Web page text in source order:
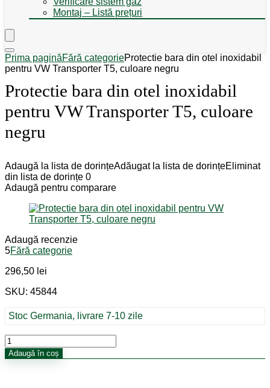
Montaj – Listă prețuri
Prima paginăFără categorieProtectie bara din otel inoxidabil
pentru VW Transporter T5, culoare negru
Protectie bara din otel inoxidabil
pentru VW Transporter T5, culoare
negru
Adaugă la lista de dorințeAdăugat la lista de dorințeEliminat
din lista de dorințe 0
Adaugă pentru comparare
Adaugă recenzie
5Fără categorie
296,50 lei
SKU: 45844
Stoc Germania, livrare 7-10 zile
Cantitate
Protectie
bara
Adaugă în coș